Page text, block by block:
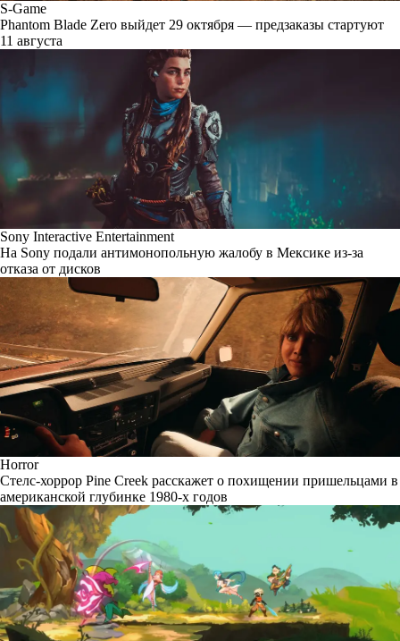
S-Game
Phantom Blade Zero выйдет 29 октября — предзаказы стартуют
11 августа
Sony Interactive Entertainment
На Sony подали антимонопольную жалобу в Мексике из-за
отказа от дисков
Horror
Стелс-хоррор Pine Creek расскажет о похищении пришельцами в
американской глубинке 1980-х годов